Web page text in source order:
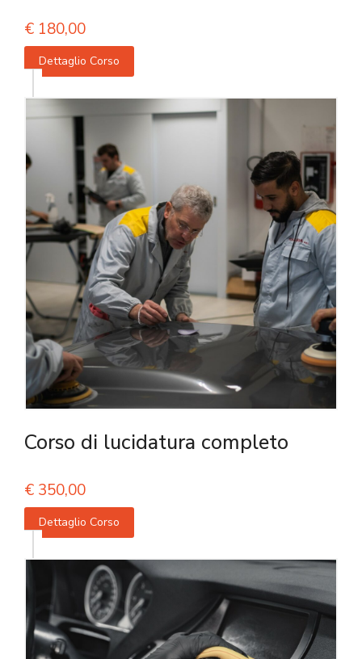
€ 180,00
Dettaglio Corso
Corso di lucidatura completo
€ 350,00
Dettaglio Corso